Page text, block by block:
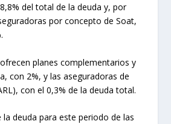
del total de la deuda y, por
por concepto de Soat,
planes complementarios y
con 2%, y las aseguradoras de
con el 0,3% de la deuda total.
deuda para este periodo de las